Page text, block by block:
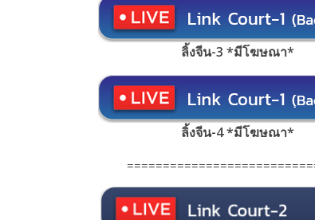
ลิ้งจีน-3 *มีโฆษณา*
ลิ้งจีน-4 *มีโฆษณา*